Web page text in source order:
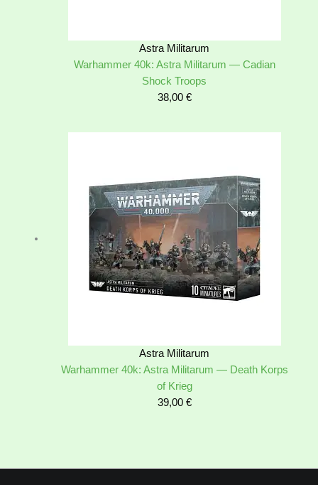
Astra Militarum
Warhammer 40k: Astra Militarum — Cadian
Shock Troops
38,00 €
Astra Militarum
Warhammer 40k: Astra Militarum — Death Korps
of Krieg
39,00 €